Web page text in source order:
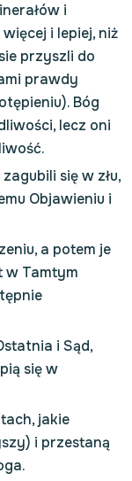
i
i lepiej, niż
przyszli do
prawdy
Bóg
lecz oni
się w złu,
Objawieniu i
a potem je
w Tamtym
i Sąd,
się w
jakie
i przestaną